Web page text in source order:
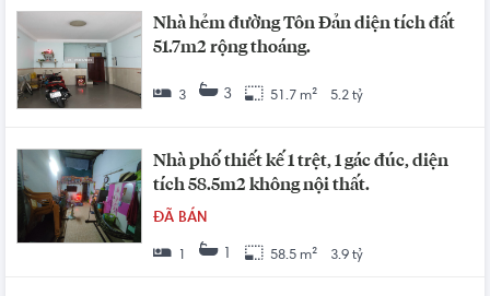
Nhà hẻm đường Tôn Đản diện tích đất
51.7m2 rộng thoáng.
3 3 51.7 m² 5.2 tỷ
Nhà phố thiết kế 1 trệt, 1 gác đúc, diện
tích 58.5m2 không nội thất.
ĐÃ BÁN
1 58.5 m² 3.9 tỷ